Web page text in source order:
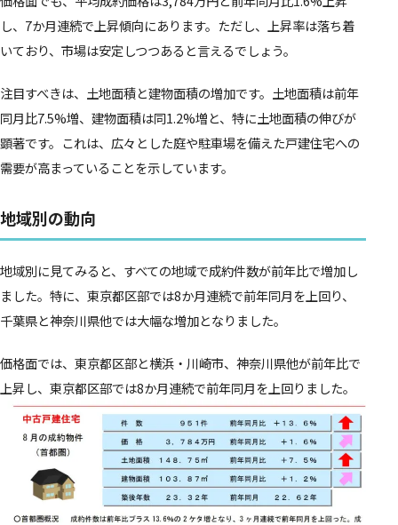
し、7か月連続で上昇傾向にあります。ただし、上昇率は落ち着
いており、市場は安定しつつあると言えるでしょう。
注目すべきは、土地面積と建物面積の増加です。土地面積は前年
同月比7.5%増、建物面積は同1.2%増と、特に土地面積の伸びが
顕著です。これは、広々とした庭や駐車場を備えた戸建住宅への
需要が高まっていることを示しています。
地域別の動向
地域別に見てみると、すべての地域で成約件数が前年比で増加し
ました。特に、東京都区部では8か月連続で前年同月を上回り、
千葉県と神奈川県他では大幅な増加となりました。
価格面では、東京都区部と横浜・川崎市、神奈川県他が前年比で
上昇し、東京都区部では8か月連続で前年同月を上回りました。